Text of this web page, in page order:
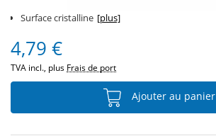
Surface cristalline [plus]
4,79 €
TVA incl., plus Frais de port
Ajouter au panier